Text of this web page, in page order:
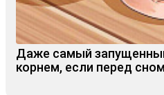
Даже самый
корнем, если перед